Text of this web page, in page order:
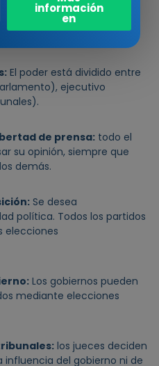
la policía y los
y el orden. Se excluye la
El poder está dividido entre
ejecutivo
de prensa: todo el
su opinión, siempre que
demás.
Se desea
política. Todos los partidos
elecciones
Los gobiernos pueden
mediante elecciones
los jueces deciden
influencia del gobierno ni de
información
en